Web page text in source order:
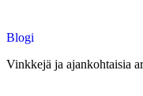
Blogi
Vinkkejä ja ajankohtaisia